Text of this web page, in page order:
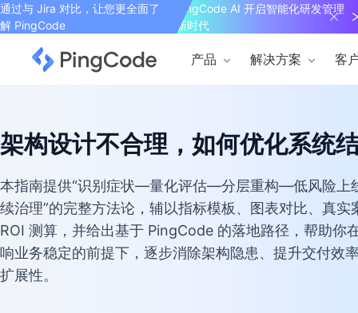
通过与 Jira 对比，让您更全面了
解 PingCode
PingCode AI 开启智能化研发管理
新时代
产品 解决方案 客
架构设计不合理，如何优化系统
本指南提供“识别症状—量化评估—分层重构—低风险
续治理”的完整方法论，辅以指标模板、图表对比、真实
ROI 测算，并给出基于 PingCode 的落地路径，帮助你
响业务稳定的前提下，逐步消除架构隐患、提升交付效
扩展性。